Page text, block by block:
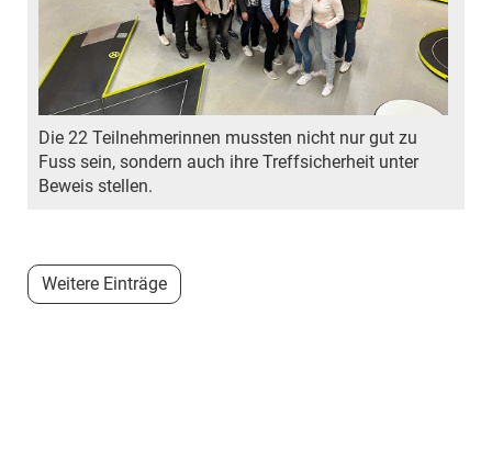
Die 22 Teilnehmerinnen mussten nicht nur gut zu
Fuss sein, sondern auch ihre Treffsicherheit unter
Beweis stellen.
Weitere Einträge